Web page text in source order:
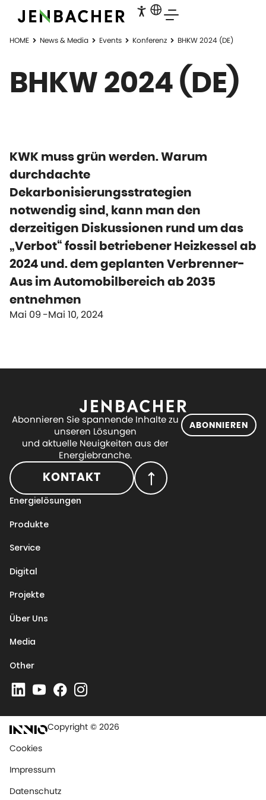
HOME News & Media Events Konferenz BHKW 2024 (DE)
BHKW 2024 (DE)
KWK muss grün werden. Warum
durchdachte
Dekarbonisierungsstrategien
notwendig sind, kann man den
derzeitigen Diskussionen rund um das
„Verbot“ fossil betriebener Heizkessel ab
2024 und. dem geplanten Verbrenner-
Aus im Automobilbereich ab 2035
entnehmen
Mai 09 Mai 10, 2024
Abonnieren Sie spannende Inhalte zu
unseren Lösungen
und aktuelle Neuigkeiten aus der
Energiebranche.
ABONNIEREN
KONTAKT
Energielösungen
Produkte
Service
Digital
Projekte
Über Uns
Media
Other
Copyright © 2026
Cookies
Impressum
Datenschutz